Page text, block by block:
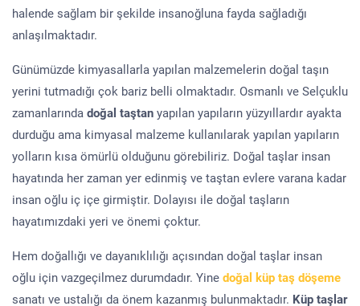
halende sağlam bir şekilde insanoğluna fayda sağladığı
anlaşılmaktadır.
Günümüzde kimyasallarla yapılan malzemelerin doğal taşın
yerini tutmadığı çok bariz belli olmaktadır. Osmanlı ve Selçuklu
zamanlarında doğal taştan yapılan yapıların yüzyıllardır ayakta
durduğu ama kimyasal malzeme kullanılarak yapılan yapıların
yolların kısa ömürlü olduğunu görebiliriz. Doğal taşlar insan
hayatında her zaman yer edinmiş ve taştan evlere varana kadar
insan oğlu iç içe girmiştir. Dolayısı ile doğal taşların
hayatımızdaki yeri ve önemi çoktur.
Hem doğallığı ve dayanıklılığı açısından doğal taşlar insan
oğlu için vazgeçilmez durumdadır. Yine doğal küp taş döşeme
sanatı ve ustalığı da önem kazanmış bulunmaktadır. Küp taşlar